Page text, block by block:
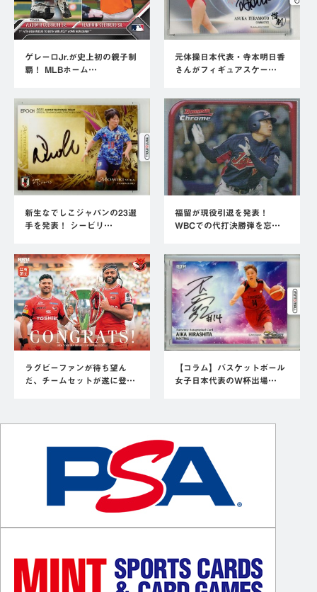
ゲレーロJr.が史上初の親子制
覇！ MLBホーム…
元体操日本代表・寺本明日香
さんがフィギュアスケー…
新生なでしこジャパンの23選
手を発表！ シービリ…
福留が現役引退を発表！
WBCでの代打決勝弾を忘…
ラグビーファンが待ち望ん
だ、チームセットが遂に登…
【コラム】バスケットボール
女子日本代表のW杯出場…